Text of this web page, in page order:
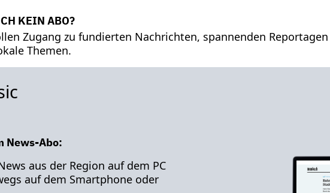
KEIN ABO?
Zugang zu fundierten Nachrichten, spannenden
Themen.
News-Abo:
aus der Region auf dem PC
auf dem Smartphone oder